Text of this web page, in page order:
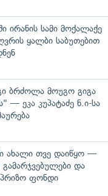
ირანის სამი მოქალაქე
ყალბი საბუთებით
ბრძოლა მოუგო გიგა
— ეკა კუპატაძე ნ.ი-სა
ახალი თვე დაიწყო —
და
ფონდი